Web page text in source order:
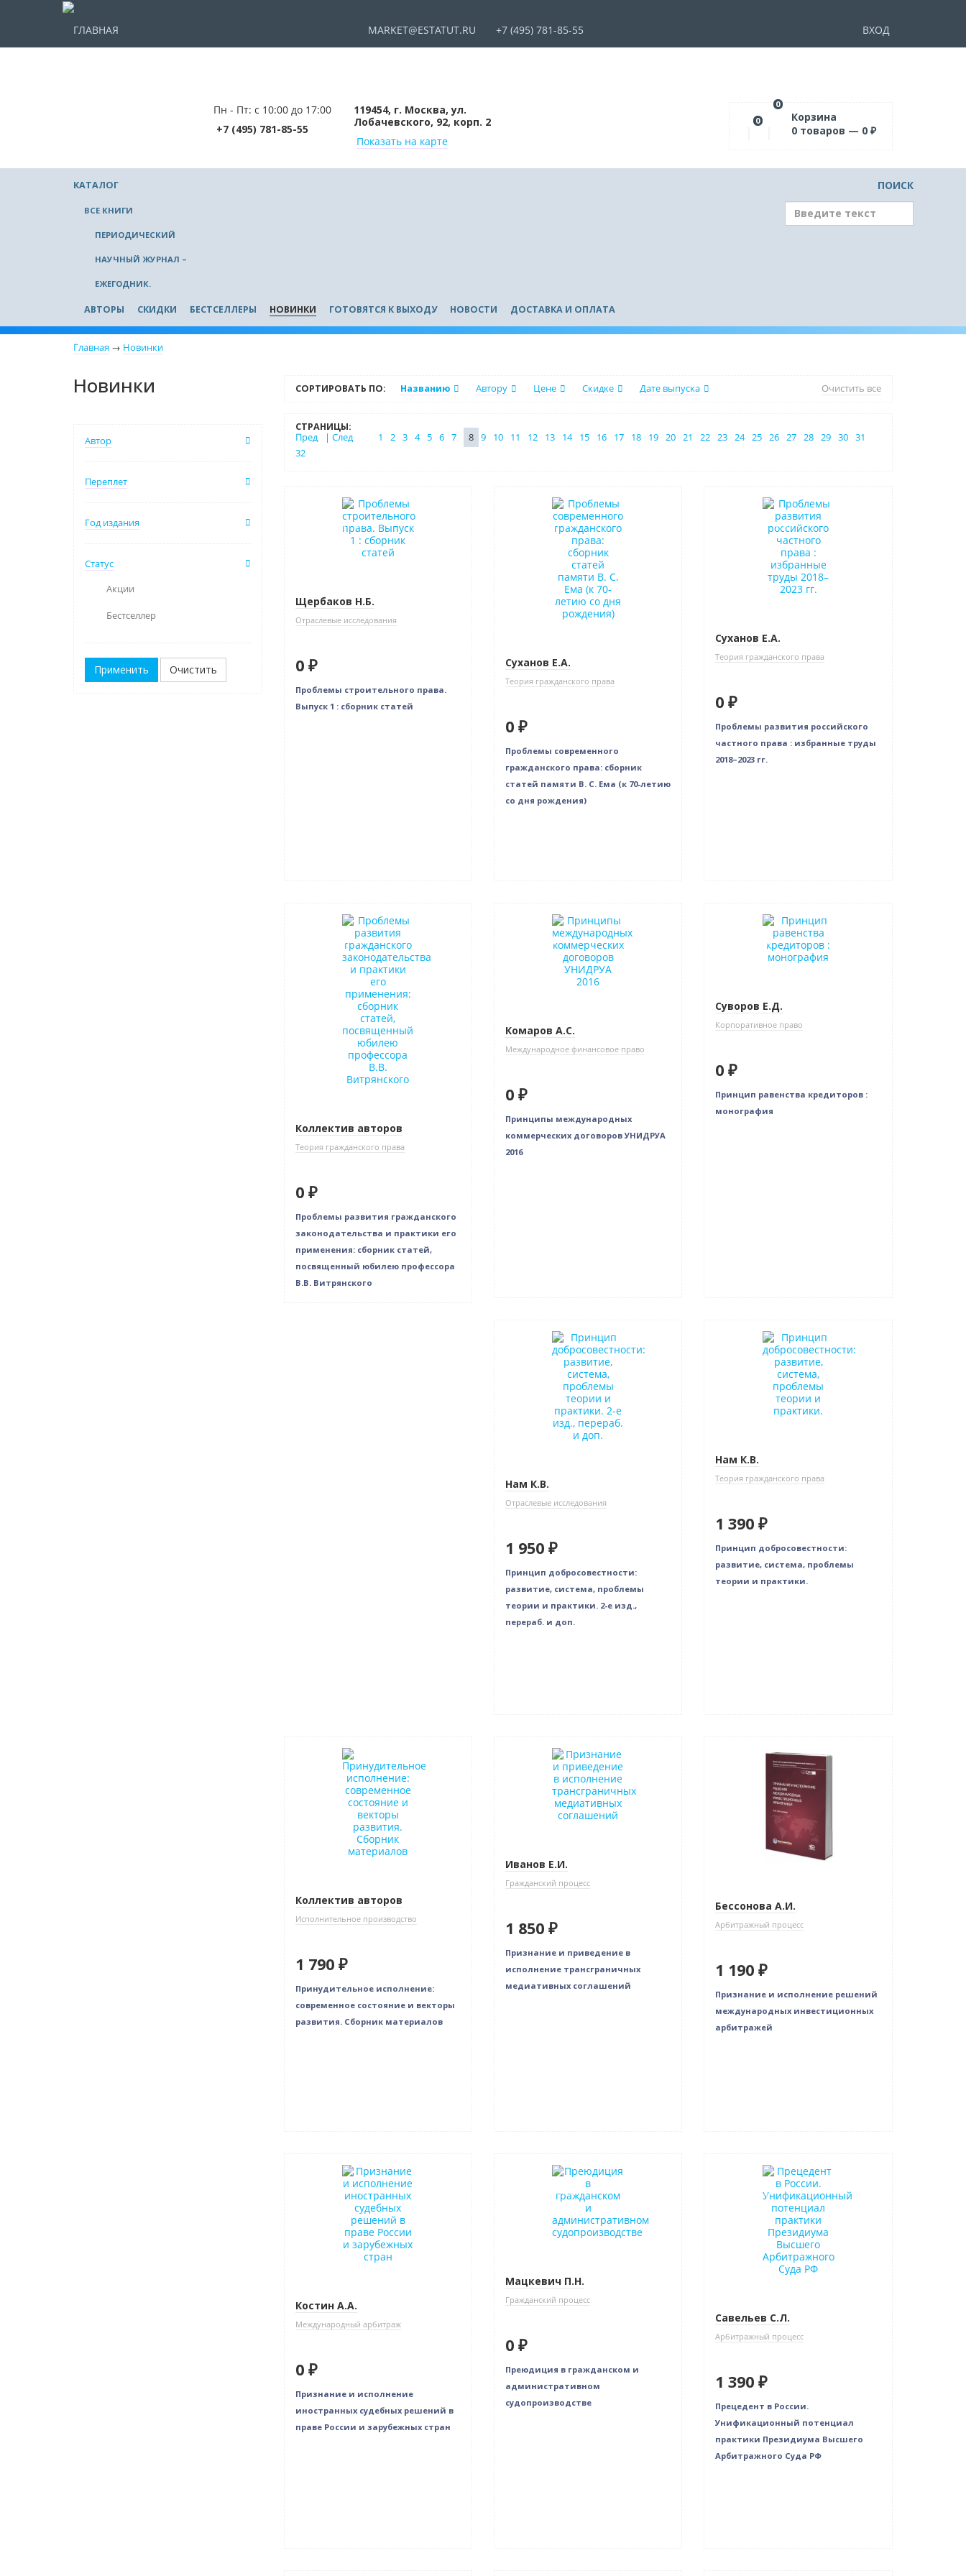
ГЛАВНАЯ MARKET@ESTATUT.RU +7 (495) 781-85-55 ВХОД
Пн - Пт: с 10:00 до 17:00
+7 (495) 781-85-55
119454, г. Москва, ул.
Лобачевского, 92, корп. 2
Показать на карте
0
0
Корзина
0 товаров — 0 ₽
КАТАЛОГ
ВСЕ КНИГИ
ПЕРИОДИЧЕСКИЙ
НАУЧНЫЙ ЖУРНАЛ –
ЕЖЕГОДНИК.
АВТОРЫ СКИДКИ БЕСТСЕЛЛЕРЫ НОВИНКИ ГОТОВЯТСЯ К ВЫХОДУ НОВОСТИ ДОСТАВКА И ОПЛАТА
ПОИСК
Главная → Новинки
Новинки СОРТИРОВАТЬ ПО: Названию Автору Цене Скидке Дате выпуска Очистить все
Автор
Переплет
Год издания
Статус
Акции
Бестселлер
Очистить
СТРАНИЦЫ:
Пред
| След 1 2 3 4 5 6 7 8 9 10 11 12 13 14 15 16 17 18 19 20 21 22 23 24 25 26 27 28 29 30
31
32
Нет в наличии
Щербаков Н.Б.
Отраслевые исследования
0 ₽
Проблемы строительного права.
Выпуск 1 : сборник статей
Нет в наличии
Суханов Е.А.
Теория гражданского права
0 ₽
Проблемы современного
гражданского права: сборник
статей памяти В. С. Ема (к 70-летию
со дня рождения)
Нет в наличии
Суханов Е.А.
Теория гражданского права
0 ₽
Проблемы развития российского
частного права : избранные труды
2018–2023 гг.
Нет в наличии
Коллектив авторов
Теория гражданского права
0 ₽
Проблемы развития гражданского
законодательства и практики его
применения: сборник статей,
посвященный юбилею профессора
В.В. Витрянского
Нет в наличии
Комаров А.С.
Международное финансовое право
0 ₽
Принципы международных
коммерческих договоров УНИДРУА
2016
Бестселлер
Суворов Е.Д.
Корпоративное право
0 ₽
Принцип равенства кредиторов :
монография
Новое издание
Нам К.В.
Отраслевые исследования
1 950 ₽
Принцип добросовестности:
развитие, система, проблемы
теории и практики. 2-е изд.,
перераб. и доп.
Нам К.В.
Теория гражданского права
1 390 ₽
Принцип добросовестности:
развитие, система, проблемы
теории и практики.
Коллектив авторов
Исполнительное производство
1 790 ₽
Принудительное исполнение:
современное состояние и векторы
развития. Сборник материалов
Иванов Е.И.
Гражданский процесс
1 850 ₽
Признание и приведение в
исполнение трансграничных
медиативных соглашений
Бессонова А.И.
Арбитражный процесс
1 190 ₽
Признание и исполнение решений
международных инвестиционных
арбитражей
Нет в наличии
Костин А.А.
Международный арбитраж
0 ₽
Признание и исполнение
иностранных судебных решений в
праве России и зарубежных стран
Нет в наличии
Мацкевич П.Н.
Гражданский процесс
0 ₽
Преюдиция в гражданском и
административном
судопроизводстве
Бестселлер
Савельев С.Л.
Арбитражный процесс
1 390 ₽
Прецедент в России.
Унификационный потенциал
практики Президиума Высшего
Арбитражного Суда РФ